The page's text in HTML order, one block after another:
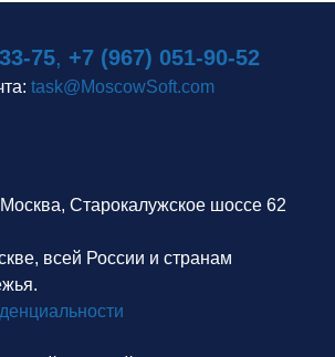
75, +7 (967) 051-90-52
task@MoscowSoft.com
Старокалужское шоссе 62
всей России и странам